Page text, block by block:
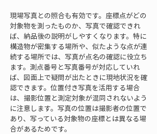
現場写真との照合も有効です。座標点がどの
対象物を測ったものか、写真で確認できれ
ば、納品後の説明がしやすくなります。特に
構造物が密集する場所や、似たような点が連
続する場所では、写真が点名の確認に役立ち
ます。測点番号と写真番号が対応していれ
ば、図面上で疑問が出たときに現地状況を確
認できます。位置付き写真を活用する場合
は、撮影位置と測定対象が混同されないよう
に注意します。写真の位置は撮影者の位置で
あり、写っている対象物の座標とは異なる場
合があるためです。